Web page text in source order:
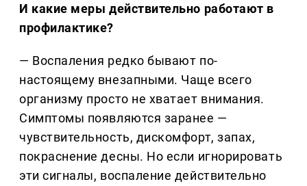
И какие меры действительно работают в
профилактике?
— Воспаления редко бывают по-
настоящему внезапными. Чаще всего
организму просто не хватает внимания.
Симптомы появляются заранее —
чувствительность, дискомфорт, запах,
покраснение десны. Но если игнорировать
эти сигналы, воспаление действительно